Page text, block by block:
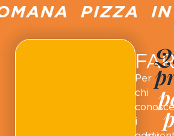
PIZZA IN
Per
chi
conosce
i